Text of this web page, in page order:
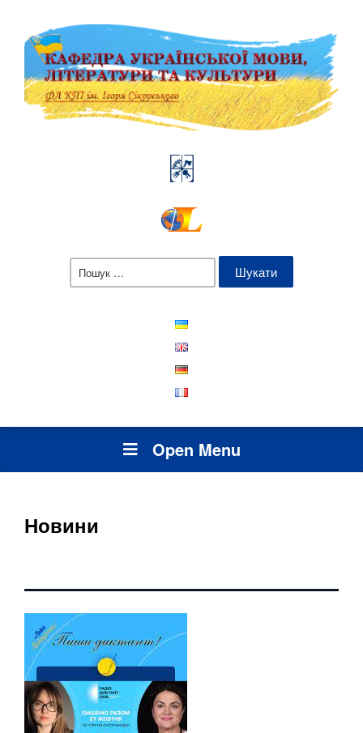
Пошук:
Open Menu
Новини